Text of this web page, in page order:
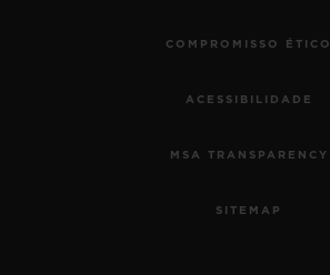
COMPROMISSO ÉTICO
ACESSIBILIDADE
MSA TRANSPARENCY
SITEMAP